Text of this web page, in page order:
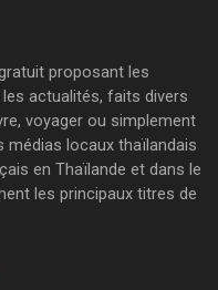
proposant les
actualités, faits divers
voyager ou simplement
médias locaux thaïlandais
en Thaïlande et dans le
les principaux titres de